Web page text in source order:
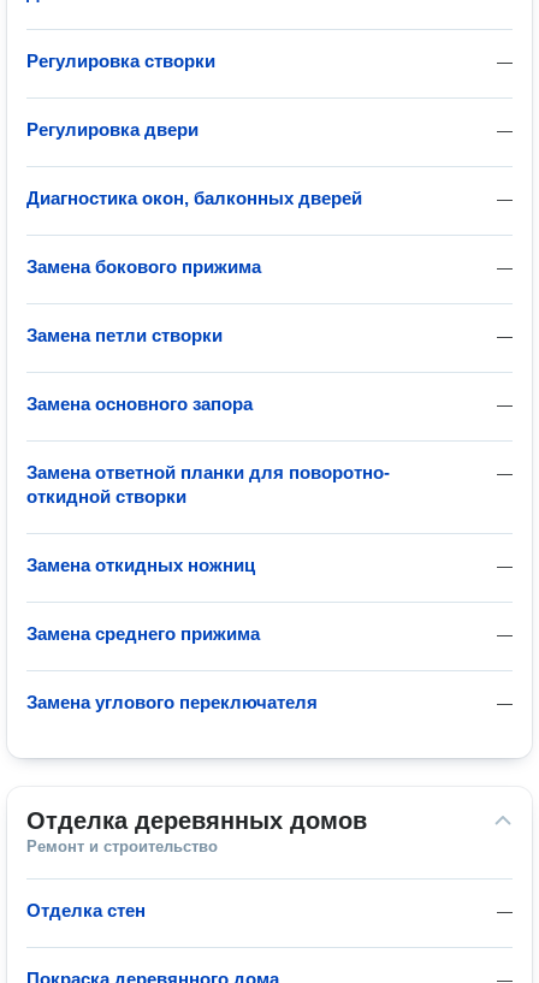
—
Регулировка створки
—
Регулировка двери
—
Диагностика окон, балконных дверей
—
Замена бокового прижима
—
Замена петли створки
—
Замена основного запора
—
Замена ответной планки для поворотно-
откидной створки
—
Замена откидных ножниц
—
Замена среднего прижима
—
Замена углового переключателя
Отделка деревянных домов
Ремонт и строительство
—
Отделка стен
Покраска деревянного дома